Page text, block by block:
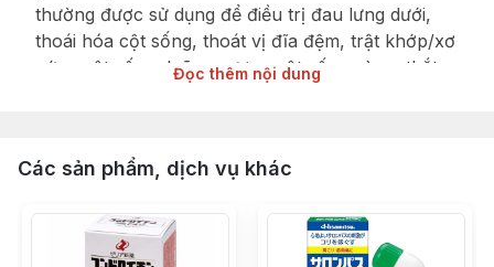
thường được sử dụng để điều trị đau lưng dưới,
thoái hóa cột sống, thoát vị đĩa đệm, trật khớp/xơ
cứng cột sống, loãng xương cột sống và co thắt
Thường được sử dụng để điều trị đau lưng dưới,
cứng cột sống, loãng xương cột sống và co thắt
đau đớn liên quan đến hội chứng khớp cổ và
Đọc thêm nội dung
Các sản phẩm, dịch vụ khác